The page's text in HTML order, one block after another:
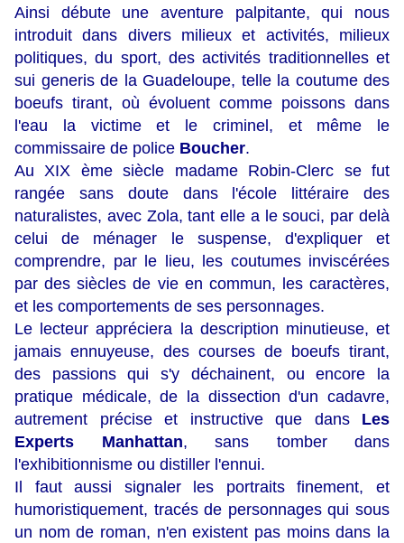
Ainsi débute une aventure palpitante, qui nous
introduit dans divers milieux et activités, milieux
politiques, du sport, des activités traditionnelles et
sui generis de la Guadeloupe, telle la coutume des
boeufs tirant, où évoluent comme poissons dans
l'eau la victime et le criminel, et même le
commissaire de police Boucher.
Au XIX ème siècle madame Robin-Clerc se fut
rangée sans doute dans l'école littéraire des
naturalistes, avec Zola, tant elle a le souci, par delà
celui de ménager le suspense, d'expliquer et
comprendre, par le lieu, les coutumes inviscérées
par des siècles de vie en commun, les caractères,
et les comportements de ses personnages.
Le lecteur appréciera la description minutieuse, et
jamais ennuyeuse, des courses de boeufs tirant,
des passions qui s'y déchainent, ou encore la
pratique médicale, de la dissection d'un cadavre,
autrement précise et instructive que dans Les
Experts Manhattan, sans tomber dans
l'exhibitionnisme ou distiller l'ennui.
Il faut aussi signaler les portraits finement, et
humoristiquement, tracés de personnages qui sous
un nom de roman, n'en existent pas moins dans la